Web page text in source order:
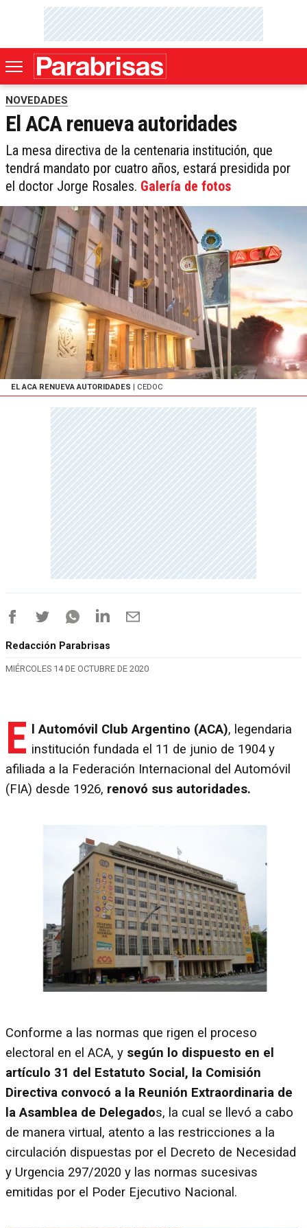
NOVEDADES
El ACA renueva autoridades
La mesa directiva de la centenaria institución, que
tendrá mandato por cuatro años, estará presidida por
el doctor Jorge Rosales. Galería de fotos
EL ACA RENUEVA AUTORIDADES | CEDOC
Redacción Parabrisas
MIÉRCOLES 14 DE OCTUBRE DE 2020
E l Automóvil Club Argentino (ACA), legendaria
institución fundada el 11 de junio de 1904 y
afiliada a la Federación Internacional del Automóvil
(FIA) desde 1926, renovó sus autoridades.
Conforme a las normas que rigen el proceso
electoral en el ACA, y según lo dispuesto en el
artículo 31 del Estatuto Social, la Comisión
Directiva convocó a la Reunión Extraordinaria de
la Asamblea de Delegados, la cual se llevó a cabo
de manera virtual, atento a las restricciones a la
circulación dispuestas por el Decreto de Necesidad
y Urgencia 297/2020 y las normas sucesivas
emitidas por el Poder Ejecutivo Nacional.